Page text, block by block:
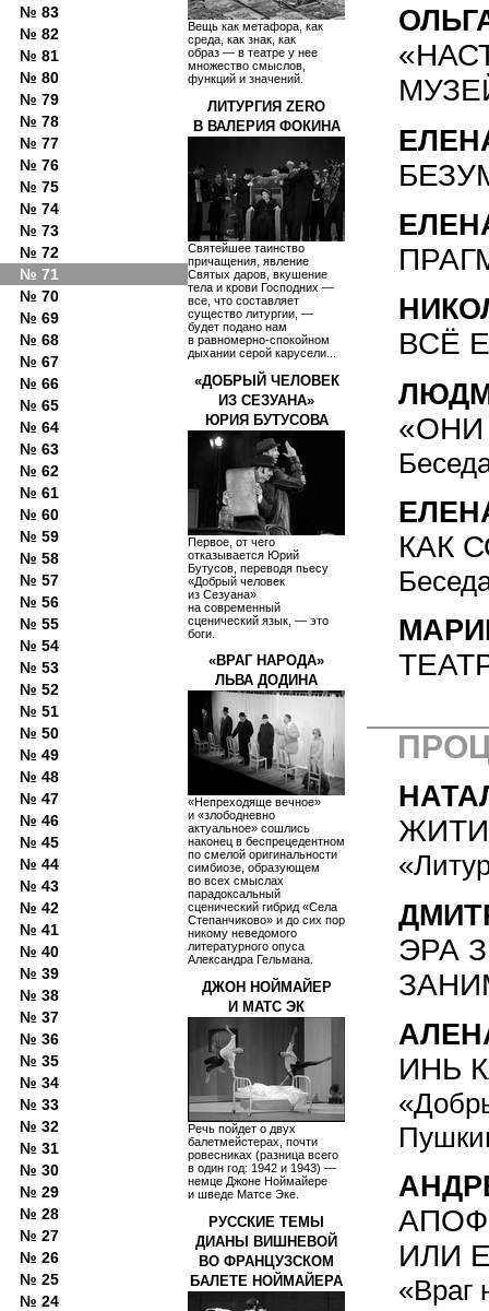
Вещь как метафора, как
среда, как знак, как
образ — в театре у нее
множество смыслов,
функций и значений.
ЛИТУРГИЯ ZERO
В ВАЛЕРИЯ ФОКИНА
Святейшее таинство
причащения, явление
Святых даров, вкушение
тела и крови Господних —
все, что составляет
существо литургии, —
будет подано нам
в равномерно-спокойном
дыхании серой карусели...
«ДОБРЫЙ ЧЕЛОВЕК
ИЗ СЕЗУАНА»
ЮРИЯ БУТУСОВА
Первое, от чего
отказывается Юрий
Бутусов, переводя пьесу
«Добрый человек
из Сезуана»
на современный
сценический язык, — это
боги.
«ВРАГ НАРОДА»
ЛЬВА ДОДИНА
«Непреходяще вечное»
и «злободневно
актуальное» сошлись
наконец в беспрецедентном
по смелой оригинальности
симбиозе, образующем
во всех смыслах
парадоксальный
сценический гибрид «Села
Степанчиково» и до сих пор
никому неведомого
литературного опуса
Александра Гельмана.
ДЖОН НОЙМАЙЕР
И МАТС ЭК
Речь пойдет о двух
балетмейстерах, почти
ровесниках (разница всего
в один год: 1942 и 1943) —
немце Джоне Ноймайере
и шведе Матсе Эке.
РУССКИЕ ТЕМЫ
ДИАНЫ ВИШНЕВОЙ
ВО ФРАНЦУЗСКОМ
БАЛЕТЕ НОЙМАЙЕРА
ВСЁ
КАК
ЭРА
ИНЬ
ИЛИ
«Враг
№ 83
№ 82
№ 81
№ 80
№ 79
№ 78
№ 77
№ 76
№ 75
№ 74
№ 73
№ 72
№ 71
№ 70
№ 69
№ 68
№ 67
№ 66
№ 65
№ 64
№ 63
№ 62
№ 61
№ 60
№ 59
№ 58
№ 57
№ 56
№ 55
№ 54
№ 53
№ 52
№ 51
№ 50
№ 49
№ 48
№ 47
№ 46
№ 45
№ 44
№ 43
№ 42
№ 41
№ 40
№ 39
№ 38
№ 37
№ 36
№ 35
№ 34
№ 33
№ 32
№ 31
№ 30
№ 29
№ 28
№ 27
№ 26
№ 25
№ 24